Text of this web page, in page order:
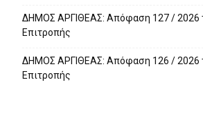
ΔΗΜΟΣ ΑΡΓΙΘΕΑΣ: Απόφαση 127 / 2026
Επιτροπής
ΔΗΜΟΣ ΑΡΓΙΘΕΑΣ: Απόφαση 126 / 2026
Επιτροπής